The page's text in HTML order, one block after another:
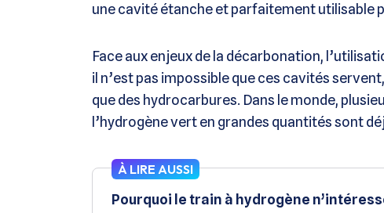
une cavité étanche et parfaitement utilisable
Face aux enjeux de la décarbonation,
il n’est pas impossible que ces cavités
que des hydrocarbures. Dans le monde,
l’hydrogène vert en grandes quantités sont
À LIRE AUSSI
Pourquoi le train à hydrogène